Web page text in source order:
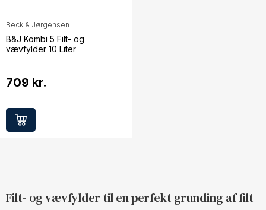
Beck & Jørgensen
B&J Kombi 5 Filt- og
vævfylder 10 Liter
709 kr.
Filt- og vævfylder til en perfekt grunding af filt